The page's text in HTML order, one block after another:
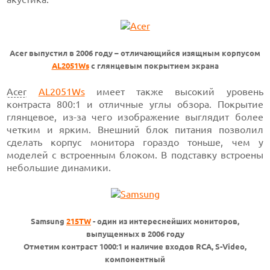
Acer выпустил в 2006 году – отличающийся изящным корпусом
AL2051Wsс глянцевым покрытием экрана
Acer AL2051Wsимеет также высокий уровень
контраста 800:1 и отличные углы обзора. Покрытие
глянцевое, из-за чего изображение выглядит более
четким и ярким. Внешний блок питания позволил
сделать корпус монитора гораздо тоньше, чем у
моделей с встроенным блоком. В подставку встроены
небольшие динамики.
Samsung 215TW - один из интереснейших мониторов,
выпущенных в 2006 году
Отметим контраст 1000:1 и наличие входов RCA, S-Video,
компонентный